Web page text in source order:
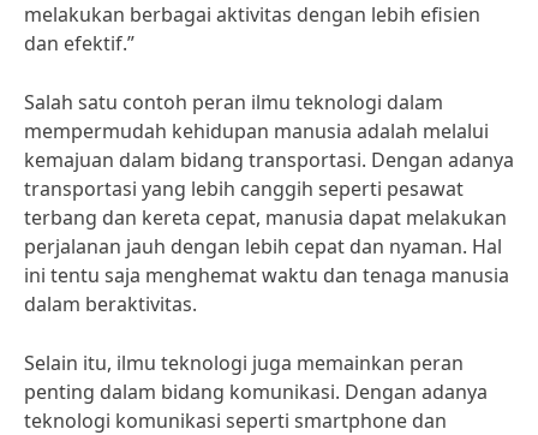
melakukan berbagai aktivitas dengan lebih efisien
dan efektif.”
Salah satu contoh peran ilmu teknologi dalam
mempermudah kehidupan manusia adalah melalui
kemajuan dalam bidang transportasi. Dengan adanya
transportasi yang lebih canggih seperti pesawat
terbang dan kereta cepat, manusia dapat melakukan
perjalanan jauh dengan lebih cepat dan nyaman. Hal
ini tentu saja menghemat waktu dan tenaga manusia
dalam beraktivitas.
Selain itu, ilmu teknologi juga memainkan peran
penting dalam bidang komunikasi. Dengan adanya
teknologi komunikasi seperti smartphone dan